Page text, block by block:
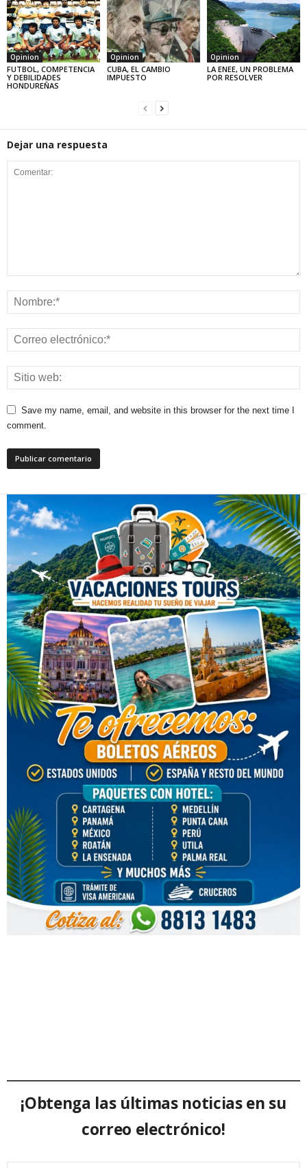
Opinion
FUTBOL, COMPETENCIA
Y DEBILIDADES
HONDUREÑAS
Opinion
CUBA, EL CAMBIO
IMPUESTO
Opinion
LA ENEE, UN PROBLEMA
POR RESOLVER
Dejar una respuesta
Save my name, email, and website in this browser for the next time I
comment.
¡Obtenga las últimas noticias en su
correo electrónico!